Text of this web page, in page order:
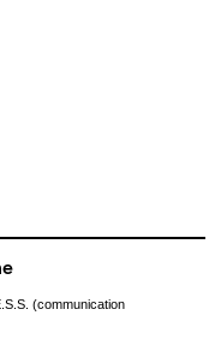
(communication